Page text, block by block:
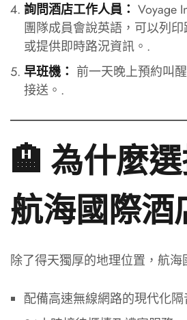
詢問酒店工作人員： Voyage
團隊成員會說英語，可以列
或提供即時路況資訊。.
早班機： 前一天晚上預約叫
接送。.
🏨 為什麼
航海國際酒
除了得天獨厚的地理位置，航海
配備高速無線網路的現代化隔